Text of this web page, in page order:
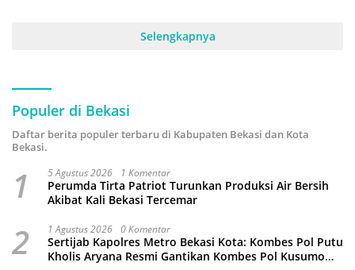
Selengkapnya
Populer di Bekasi
Daftar berita populer terbaru di Kabupaten Bekasi dan Kota
Bekasi.
1 5 Agustus 2026 1 Komentar
Perumda Tirta Patriot Turunkan Produksi Air Bersih
Akibat Kali Bekasi Tercemar
2 1 Agustus 2026 0 Komentar
Sertijab Kapolres Metro Bekasi Kota: Kombes Pol Putu
Kholis Aryana Resmi Gantikan Kombes Pol Kusumo